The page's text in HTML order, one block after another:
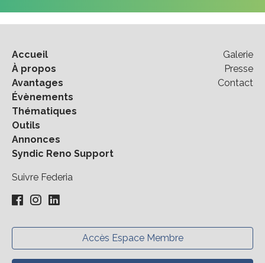
Accueil
À propos
Avantages
Évènements
Thématiques
Outils
Annonces
Syndic Reno Support
Galerie
Presse
Contact
Suivre Federia
Accès Espace Membre